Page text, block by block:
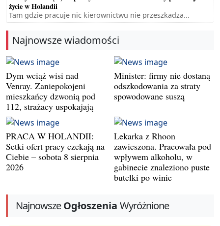
życie w Holandii
Tam gdzie pracuje nic kierownictwu nie przeszkadza...
Najnowsze wiadomości
Dym wciąż wisi nad
Venray. Zaniepokojeni
mieszkańcy dzwonią pod
112, strażacy uspokajają
Minister: firmy nie dostaną
odszkodowania za straty
spowodowane suszą
PRACA W HOLANDII:
Setki ofert pracy czekają na
Ciebie – sobota 8 sierpnia
2026
Lekarka z Rhoon
zawieszona. Pracowała pod
wpływem alkoholu, w
gabinecie znaleziono puste
butelki po winie
NajnowszeOgłoszenia Wyróżnione